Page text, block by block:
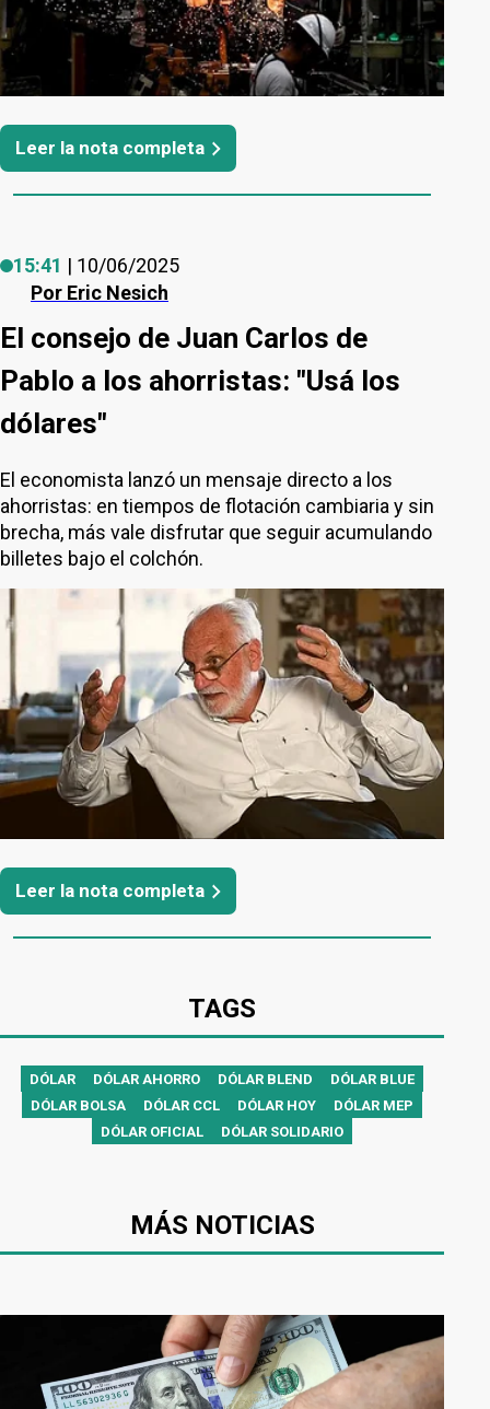
Leer la nota completa
Por Eric Nesich
15:41 | 10/06/2025
El consejo de Juan Carlos de
Pablo a los ahorristas: "Usá los
dólares"
El economista lanzó un mensaje directo a los
ahorristas: en tiempos de flotación cambiaria y sin
brecha, más vale disfrutar que seguir acumulando
billetes bajo el colchón.
Leer la nota completa
TAGS
DÓLAR DÓLAR AHORRO DÓLAR BLEND
DÓLAR BLUE
DÓLAR BOLSA
DÓLAR CCL DÓLAR HOY
DÓLAR MEP
DÓLAR OFICIAL
DÓLAR SOLIDARIO
MÁS NOTICIAS